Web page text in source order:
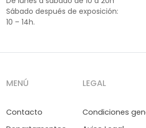
Sábado después de exposición:
10 – 14h.
MENÚ
Contacto
LEGAL
Condiciones